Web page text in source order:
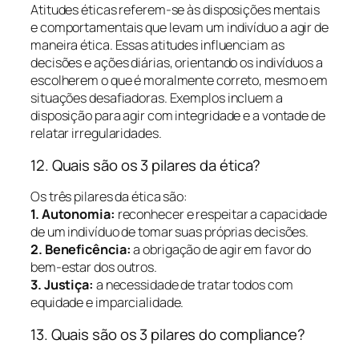
Atitudes éticas referem-se às disposições mentais
e comportamentais que levam um indivíduo a agir de
maneira ética. Essas atitudes influenciam as
decisões e ações diárias, orientando os indivíduos a
escolherem o que é moralmente correto, mesmo em
situações desafiadoras. Exemplos incluem a
disposição para agir com integridade e a vontade de
relatar irregularidades.
12. Quais são os 3 pilares da ética?
Os três pilares da ética são:
1. Autonomia: reconhecer e respeitar a capacidade
de um indivíduo de tomar suas próprias decisões.
2. Beneficência:a obrigação de agir em favor do
bem-estar dos outros.
3. Justiça: a necessidade de tratar todos com
equidade e imparcialidade.
13. Quais são os 3 pilares do compliance?